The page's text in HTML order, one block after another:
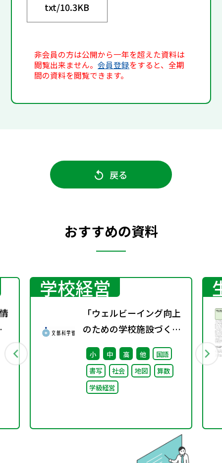
txt/10.3KB
非会員の方は公開から一年を超えた資料は
閲覧出来ません。会員登録をすると、全期
間の資料を閲覧できます。
戻る
おすすめの資料
学校経営
「ウェルビーイング向上
のための学校施設づくり
のアイディア集」の公表
について
小 中 高 他
国語
書写
社会 地図
算数
学級経営